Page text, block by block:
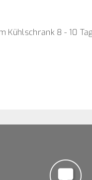
Kühlschrank 8 - 10